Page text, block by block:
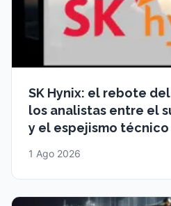
SK Hynix: el rebote
los analistas entre el
y el espejismo técnico
1 Ago 2026